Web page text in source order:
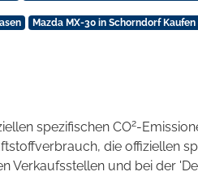
Mazda MX-30 in Schorndorf
spezifischen CO2-
die offiziellen
Verkaufsstellen und bei der